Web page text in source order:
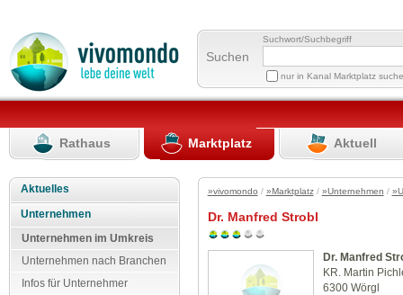
Suchen
Suchwort/Suchbegriff
nur in Kanal Marktplatz
Rathaus Marktplatz Aktuell
Aktuelles
Unternehmen
Unternehmen im Umkreis
Unternehmen nach Branchen
Infos für Unternehmer
»vivomondo / »Marktplatz/ »Unternehmen /
Dr. Manfred Strobl
Dr. Manfred
KR. Martin
6300 Wörgl